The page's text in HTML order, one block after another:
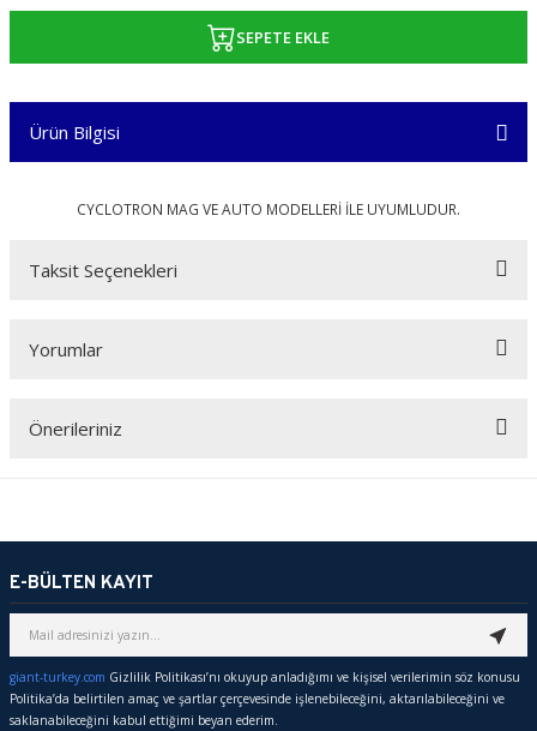
SEPETE EKLE
Ürün Bilgisi
CYCLOTRON MAG VE AUTO MODELLERİ İLE UYUMLUDUR.
Taksit Seçenekleri
Yorumlar
Önerileriniz
Görüş ve önerileriniz için teşekkür ederiz.
Ürün resmi kalitesiz, bozuk veya görüntülenemiyor.
Ürün açıklamasında eksik bilgiler bulunuyor.
Ürün bilgilerinde hatalar bulunuyor.
E-BÜLTEN KAYIT
giant-turkey.com Gizlilik Politikası’nı okuyup anladığımı ve kişisel verilerimin söz konusu
Politika’da belirtilen amaç ve şartlar çerçevesinde işlenebileceğini, aktarılabileceğini ve
saklanabileceğini kabul ettiğimi beyan ederim.